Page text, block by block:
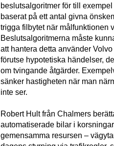
beslutsalgoritmer för till
baserat på ett antal givna
trigga filbytet när målfunktionen
Beslutsalgoritmerna måste
att hantera detta använder
förutse hypotetiska händelser,
om tvingande åtgärder.
sänker hastigheten när man
inte ser.
Robert Hult från Chalmers
automatiserade bilar i
gemensamma resursen –